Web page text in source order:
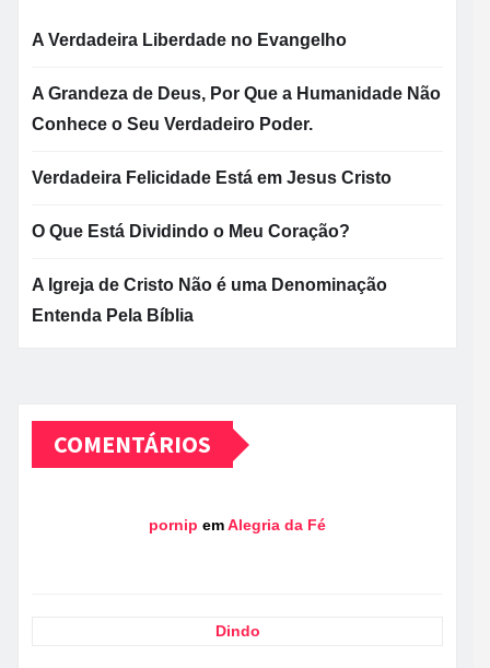
A Verdadeira Liberdade no Evangelho
A Grandeza de Deus, Por Que a Humanidade Não
Conhece o Seu Verdadeiro Poder.
Verdadeira Felicidade Está em Jesus Cristo
O Que Está Dividindo o Meu Coração?
A Igreja de Cristo Não é uma Denominação
Entenda Pela Bíblia
COMENTÁRIOS
pornip emAlegria da Fé
Dindo